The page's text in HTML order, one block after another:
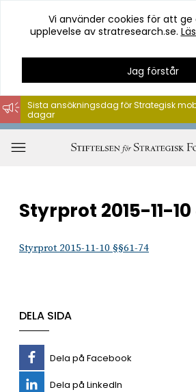
Hoppa
till
innehåll
Vi använder cookies för att
upplevelse av stratresearch.se.
Jag förstår
Sista ansökningsdag för Strategisk
dagar
Styrprot 2015-11-10
Styrprot 2015-11-10 §§61-74
DELA SIDA
Dela på Facebook
Dela på LinkedIn